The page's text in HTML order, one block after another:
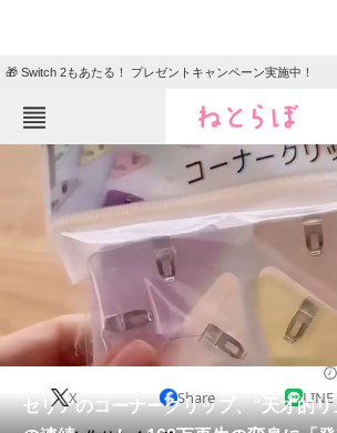
🎁 Switch 2もあたる！ プレゼントキャンペーン実施中！
ねとらぼメニュー
ニュース
エンタメ クイズ
地域
教育・育児
動物 リサーチ
会員記事
セリアのコーナークリップ、“天才的
X Share LINE